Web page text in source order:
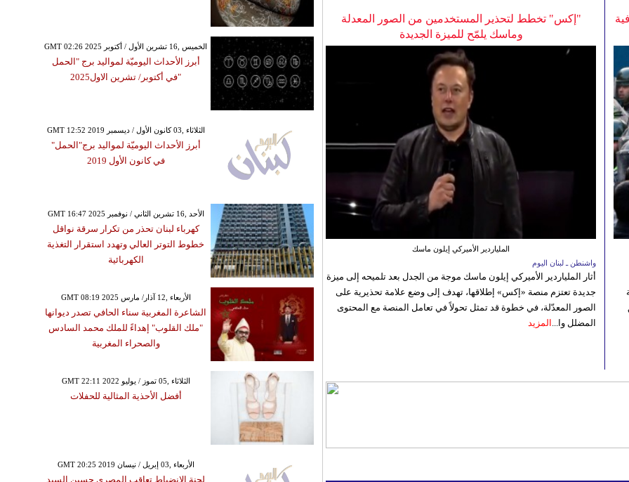
"إكس" تخطط لتحذير المستخدمين من الصور المعدلة
وماسك يلمّح للميزة الجديدة
الملياردير الأميركي إيلون ماسك
واشنطن ـ لبنان اليوم
أثار الملياردير الأميركي إيلون ماسك موجة من الجدل بعد تلميحه إلى ميزة
جديدة تعتزم منصة «إكس» إطلاقها، تهدف إلى وضع علامة تحذيرية على
الصور المعدّلة، في خطوة قد تمثل تحولاً في تعامل المنصة مع المحتوى
المضلل وا... المزيد
GMT 02:26 2025 الخميس ,16 تشرين الأول / أكتوبر
أبرز الأحداث اليوميّة لمواليد برج "الحمل
"في أكتوبر/ تشرين الاول2025
GMT 12:52 2019 الثلاثاء ,03 كانون الأول / ديسمبر
أبرز الأحداث اليوميّة لمواليد برج"الحمل"
في كانون الأول 2019
GMT 16:47 2025 الأحد ,16 تشرين الثاني / نوفمبر
كهرباء لبنان تحذر من تكرار سرقة نواقل
خطوط التوتر العالي وتهدد استقرار التغذية
الكهربائية
GMT 08:19 2025 الأربعاء ,12 آذار/ مارس
الشاعرة المغربية سناء الحافي تصدر ديوانها
"ملك القلوب" إهداءً للملك محمد السادس
والصحراء المغربية
GMT 22:11 2022 الثلاثاء ,05 تموز / يوليو
أفضل الأحذية المثالية للحفلات
GMT 20:25 2019 الأربعاء ,03 إبريل / نيسان
لجنة الانضباط تعاقب المصري حسين السيد